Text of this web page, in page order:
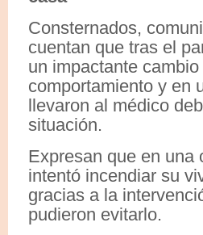
Consternados,
cuentan que tras el
un impactante cambio
comportamiento y en
llevaron al médico
situación.
Expresan que en una
intentó incendiar su
gracias a la
pudieron evitarlo.